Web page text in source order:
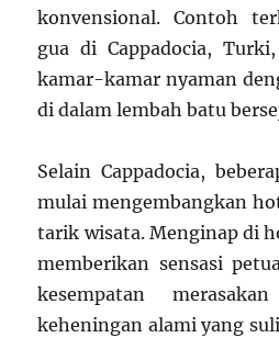
konvensional. Contoh
gua di Cappadocia,
kamar-kamar nyaman
di dalam lembah batu
Selain Cappadocia,
mulai mengembangkan
tarik wisata. Menginap di
memberikan sensasi
kesempatan
keheningan alami yang